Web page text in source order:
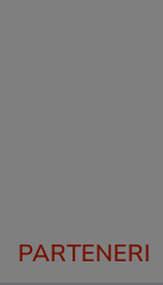
PARTENERI